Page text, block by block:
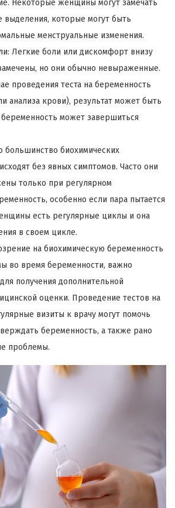
Некоторые женщины могут замечать
выделения, которые могут быть
менструальные изменения.
Легкие боли или дискомфорт внизу
но они обычно невыраженные.
проведения теста на беременность
анализа крови), результат может быть
может завершиться
большинство биохимических
без явных симптомов. Часто они
только при регулярном
особенно если пара пытается
есть регулярные циклы и она
в своем цикле.
на биохимическую беременность
во время беременности, важно
получения дополнительной
оценки. Проведение тестов на
визиты к врачу могут помочь
беременность, а также рано
проблемы.